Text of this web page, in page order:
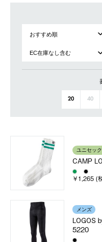
20 40
ユニセッ
CAMP
￥1,265 (
メンズ
LOGOS
5220